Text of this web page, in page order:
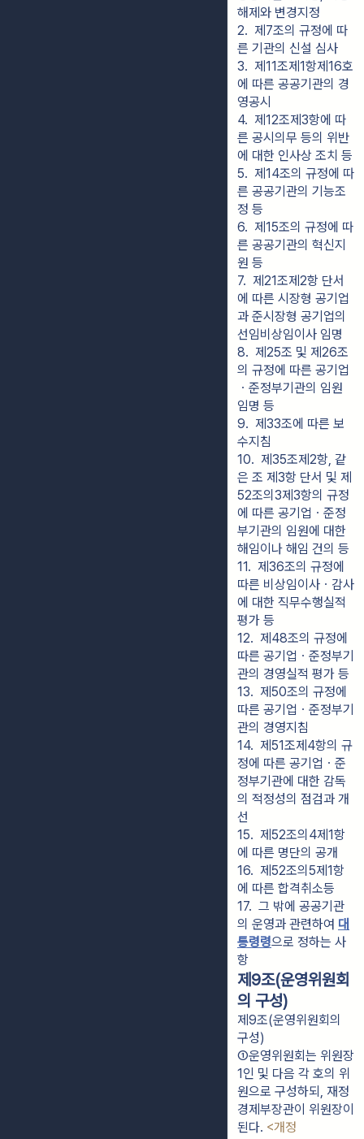
해제와 변경지정
2.  제7조의 규정에 따
른 기관의 신설 심사
3.  제11조제1항제16호
에 따른 공공기관의 경
영공시
4.  제12조제3항에 따
른 공시의무 등의 위반
에 대한 인사상 조치 등
5.  제14조의 규정에 따
른 공공기관의 기능조
정 등
6.  제15조의 규정에 따
른 공공기관의 혁신지
원 등
7.  제21조제2항 단서
에 따른 시장형 공기업
과 준시장형 공기업의
선임비상임이사 임명
8.  제25조 및 제26조
의 규정에 따른 공기업
ㆍ준정부기관의 임원
임명 등
9.  제33조에 따른 보
수지침
10.  제35조제2항, 같
은 조 제3항 단서 및 제
52조의3제3항의 규정
에 따른 공기업ㆍ준정
부기관의 임원에 대한
해임이나 해임 건의 등
11.  제36조의 규정에
따른 비상임이사ㆍ감사
에 대한 직무수행실적
평가 등
12.  제48조의 규정에
따른 공기업ㆍ준정부기
관의 경영실적 평가 등
13.  제50조의 규정에
따른 공기업ㆍ준정부기
관의 경영지침
14.  제51조제4항의 규
정에 따른 공기업ㆍ준
정부기관에 대한 감독
의 적정성의 점검과 개
선
15.  제52조의4제1항
에 따른 명단의 공개
16.  제52조의5제1항
에 따른 합격취소등
17.  그 밖에 공공기관
의 운영과 관련하여 대
통령령으로 정하는 사
항
제9조(운영위원회
의 구성)
제9조(운영위원회의
구성)
①운영위원회는 위원장
1인 및 다음 각 호의 위
원으로 구성하되, 재정
경제부장관이 위원장이
된다. <개정